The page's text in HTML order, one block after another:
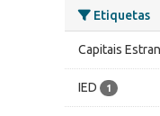
Etiquetas
Capitais
IED 1